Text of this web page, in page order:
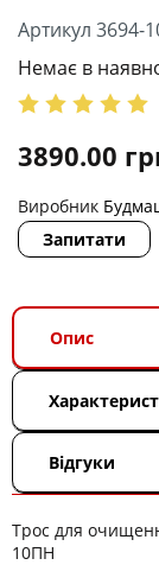
Артикул 3694-
Немає в
3890.00
Виробник
Запитати
Опис
Відгуки
Трос для
10ПН